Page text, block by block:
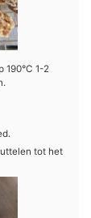
190°C 1-2
tot het